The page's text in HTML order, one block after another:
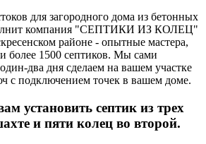
для загородного дома из бетонных
компания "СЕПТИКИ ИЗ КОЛЕЦ"
районе - опытные мастера,
более 1500 септиков. Мы сами
два дня сделаем на вашем участке
с подключением точек в вашем доме.
установить септик из трех
и пяти колец во второй.